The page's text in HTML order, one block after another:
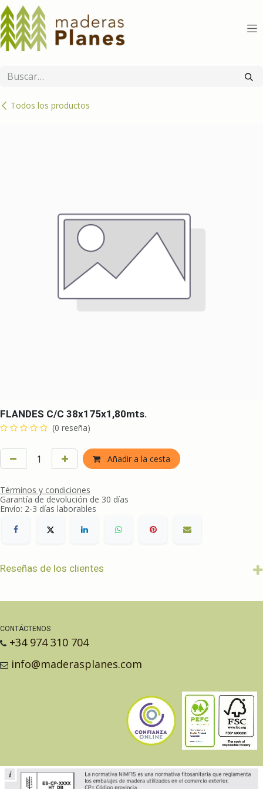
Ir al contenido
Todos los productos
FLANDES C/C 38x175x1,80mts.
(0 reseña)
Añadir a la cesta
Términos y condiciones
Garantía de devolución de 30 días
Envío: 2-3 días laborables
Reseñas de los clientes
CONTÁCTENOS
+34 974 310 704
info@maderasplanes.com